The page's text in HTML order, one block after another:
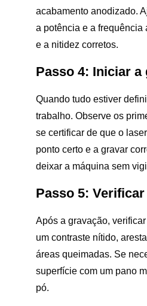
acabamento anodizado.
a potência e a frequência
e a nitidez corretos.
Passo 4: Iniciar a
Quando tudo estiver
trabalho. Observe os
se certificar de que o
ponto certo e a gravar
deixar a máquina sem
Passo 5:
Após a gravação,
um contraste nítido,
áreas queimadas. Se
superfície com um pano
pó.